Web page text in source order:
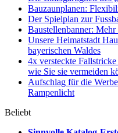
Bauzaunplanen:
Der Spielplan zur
Baustellenbanner:
Unsere Heimatstadt
bayerischen Waldes
4x versteckte
wie Sie sie vermeiden
Aufschlag für die
Rampenlicht
Beliebt